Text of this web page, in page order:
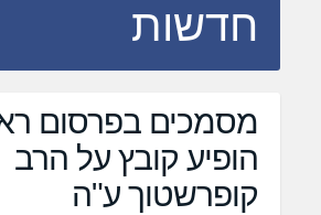
חדשות
מסמכים בפרסום
הופיע קובץ על הרב
קופרשטוך ע"ה